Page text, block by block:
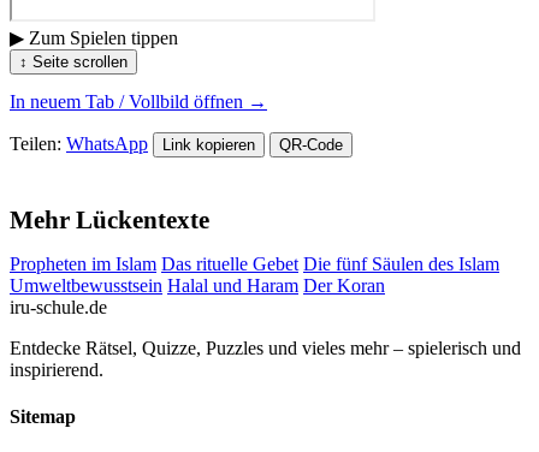
▶ Zum Spielen tippen
↕ Seite scrollen
In neuem Tab / Vollbild öffnen →
Teilen: WhatsApp Link kopieren QR-Code
Mehr Lückentexte
Propheten im Islam Das rituelle Gebet Die fünf Säulen des Islam
Umweltbewusstsein Halal und Haram Der Koran
iru-schule.de
Entdecke Rätsel, Quizze, Puzzles und vieles mehr – spielerisch und
inspirierend.
Sitemap